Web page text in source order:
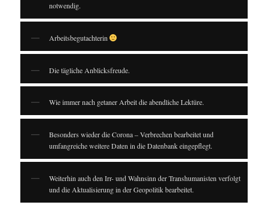
notwendig.
Arbeitsbegutachterin
Die tägliche Anblicksfreude.
Wie immer nach getaner Arbeit die abendliche Lektüre.
Besonders wieder die Corona – Verbrechen bearbeitet und
umfangreiche weitere Daten in die Datenbank eingepflegt.
Weiterhin auch den Irr- und Wahnsinn der Transhumanisten verfolgt
und die Aktualisierung in der Geopolitik bearbeitet.